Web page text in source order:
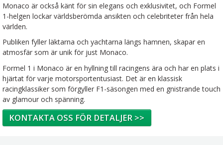
Monaco är också känt för sin elegans och exklusivitet, och Formel
1-helgen lockar världsberömda ansikten och celebriteter från hela
världen.
Publiken fyller läktarna och yachtarna längs hamnen, skapar en
atmosfär som är unik för just Monaco.
Formel 1 i Monaco är en hyllning till racingens ära och har en plats i
hjärtat för varje motorsportentusiast. Det är en klassisk
racingklassiker som förgyller F1-säsongen med en gnistrande touch
av glamour och spänning.
KONTAKTA OSS FÖR DETALJER >>